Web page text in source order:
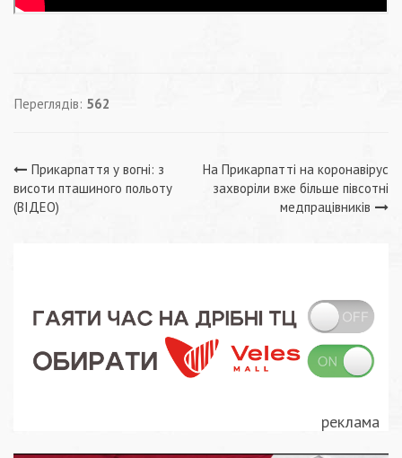
Переглядів: 562
Навігація
записів
Прикарпаття у вогні: з
висоти пташиного польоту
(ВІДЕО)
На Прикарпатті на коронавірус
захворіли вже більше півсотні
медпрацівників